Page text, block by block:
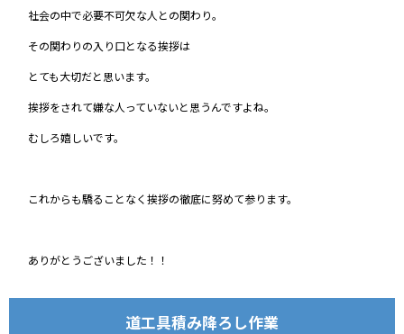
社会の中で必要不可欠な人との関わり。
その関わりの入り口となる挨拶は
とても大切だと思います。
挨拶をされて嫌な人っていないと思うんですよね。
むしろ嬉しいです。
これからも驕ることなく挨拶の徹底に努めて参ります。
ありがとうございました！！
道工具積み降ろし作業